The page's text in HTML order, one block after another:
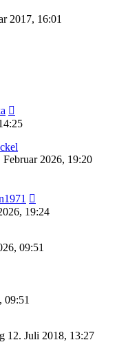
2017, 16:01
2026, 19:20
19:24
09:51
09:51
12. Juli 2018, 13:27